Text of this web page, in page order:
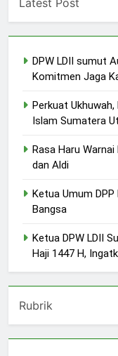
DPW LDII sumut
Komitmen Jaga
Perkuat
Islam Sumatera
Rasa Haru
dan Aldi
Ketua Umum DPP
Bangsa
Ketua DPW LDII
Haji 1447 H,
Rubrik